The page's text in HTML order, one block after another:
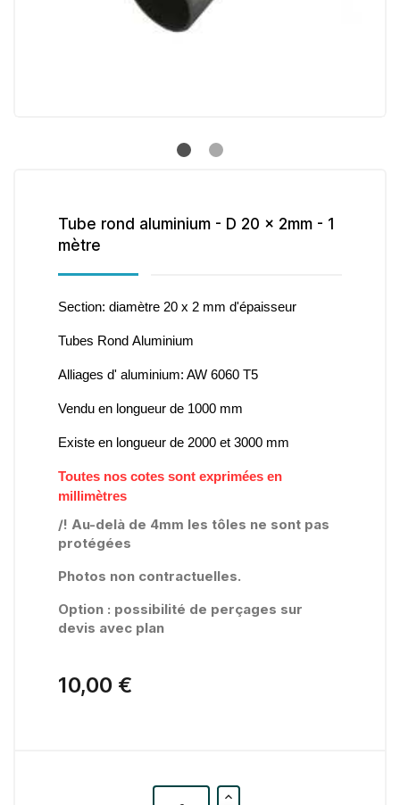
Tube rond aluminium - D 20 x 2mm - 1
mètre
Section: diamètre 20 x 2 mm d'épaisseur
Tubes Rond Aluminium
Alliages d' aluminium: AW 6060 T5
Vendu en longueur de 1000 mm
Existe en longueur de 2000 et 3000 mm
Toutes nos cotes sont exprimées en
millimètres
/! Au-delà de 4mm les tôles ne sont pas
protégées
Photos non contractuelles.
Option : possibilité de perçages sur
devis avec plan
10,00 €